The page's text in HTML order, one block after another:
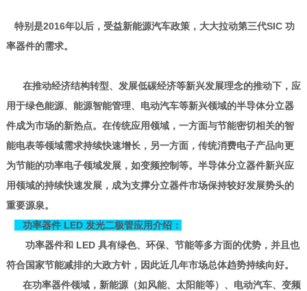
特别是2016年以后，受益新能源汽车政策，大大拉动第三代SIC 功
率器件的需求。
在推动经济结构转型、发展低碳经济等新兴发展理念的推动下，应
用于绿色能源、能源智能管理、电动汽车等新兴领域的半导体分立器
件成为市场的新热点。在传统应用领域，一方面与节能密切相关的智
能电表等领域需求持续快速增长，另一方面，传统消费电子产品向更
为节能的功率电子领域发展，如变频控制等。半导体分立器件新兴应
用领域的持续快速发展，成为支撑分立器件市场保持较好发展势头的
重要源泉。
功率器件 LED 发光二极管应用介绍：
功率器件和 LED 具有绿色、环保、节能等多方面的优势，并且也
符合国家节能减排的大政方针，因此近几年市场总体趋势持续向好。
在功率器件领域，新能源（如风能、太阳能等）、电动汽车、变频